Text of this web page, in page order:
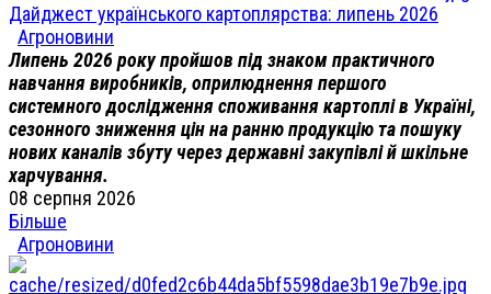
Дайджест українського картоплярства: липень 2026
Агроновини
Липень 2026 року пройшов під знаком практичного
навчання виробників, оприлюднення першого
системного дослідження споживання картоплі в Україні,
сезонного зниження цін на ранню продукцію та пошуку
нових каналів збуту через державні закупівлі й шкільне
харчування.
08 серпня 2026
Більше
Агроновини